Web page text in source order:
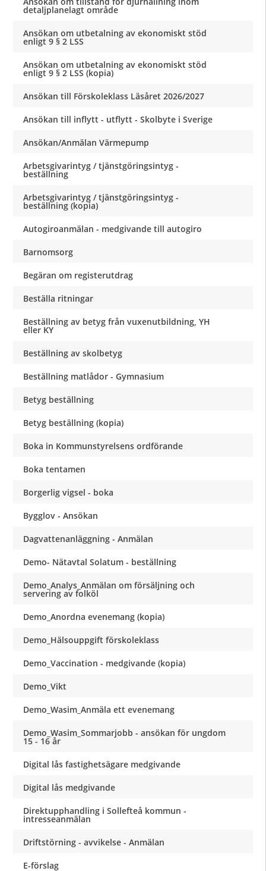
detaljplanelagt område
Ansökan om utbetalning av ekonomiskt stöd
enligt 9 § 2 LSS
Ansökan om utbetalning av ekonomiskt stöd
enligt 9 § 2 LSS (kopia)
Ansökan till Förskoleklass Läsåret 2026/2027
Ansökan till inflytt - utflytt - Skolbyte i Sverige
Ansökan/Anmälan Värmepump
Arbetsgivarintyg / tjänstgöringsintyg -
beställning
Arbetsgivarintyg / tjänstgöringsintyg -
beställning (kopia)
Autogiroanmälan - medgivande till autogiro
Barnomsorg
Begäran om registerutdrag
Beställa ritningar
Beställning av betyg från vuxenutbildning, YH
eller KY
Beställning av skolbetyg
Beställning matlådor - Gymnasium
Betyg beställning
Betyg beställning (kopia)
Boka in Kommunstyrelsens ordförande
Boka tentamen
Borgerlig vigsel - boka
Bygglov - Ansökan
Dagvattenanläggning - Anmälan
Demo- Nätavtal Solatum - beställning
Demo_Analys_Anmälan om försäljning och
servering av folköl
Demo_Anordna evenemang (kopia)
Demo_Hälsouppgift förskoleklass
Demo_Vaccination - medgivande (kopia)
Demo_Vikt
Demo_Wasim_Anmäla ett evenemang
Demo_Wasim_Sommarjobb - ansökan för ungdom
15 - 16 år
Digital lås fastighetsägare medgivande
Digital lås medgivande
Direktupphandling i Sollefteå kommun -
intresseanmälan
Driftstörning - avvikelse - Anmälan
E-förslag